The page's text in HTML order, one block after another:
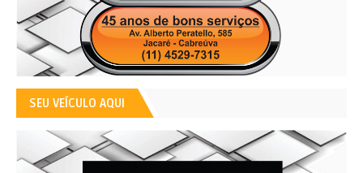
SEU VEÍCULO AQUI